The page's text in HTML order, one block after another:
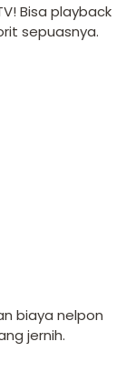
Bisa playback
sepuasnya.
biaya nelpon
jernih.